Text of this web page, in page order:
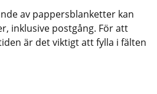
av pappersblanketter kan
inklusive postgång. För att
är det viktigt att fylla i fälten